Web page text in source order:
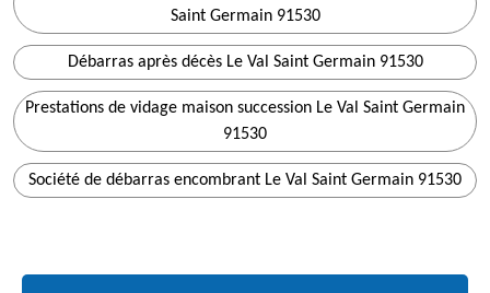
Saint Germain 91530
Débarras après décès Le Val Saint Germain 91530
Prestations de vidage maison succession Le Val Saint Germain
91530
Société de débarras encombrant Le Val Saint Germain 91530